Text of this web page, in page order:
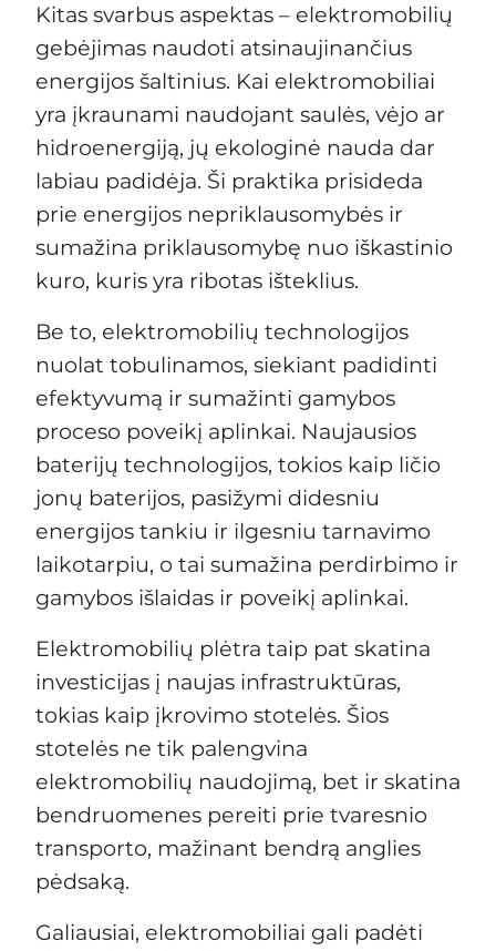
Kitas svarbus aspektas – elektromobilių
gebėjimas naudoti atsinaujinančius
energijos šaltinius. Kai elektromobiliai
yra įkraunami naudojant saulės, vėjo ar
hidroenergiją, jų ekologinė nauda dar
labiau padidėja. Ši praktika prisideda
prie energijos nepriklausomybės ir
sumažina priklausomybę nuo iškastinio
kuro, kuris yra ribotas išteklius.
Be to, elektromobilių technologijos
nuolat tobulinamos, siekiant padidinti
efektyvumą ir sumažinti gamybos
proceso poveikį aplinkai. Naujausios
baterijų technologijos, tokios kaip ličio
jonų baterijos, pasižymi didesniu
energijos tankiu ir ilgesniu tarnavimo
laikotarpiu, o tai sumažina perdirbimo ir
gamybos išlaidas ir poveikį aplinkai.
Elektromobilių plėtra taip pat skatina
investicijas į naujas infrastruktūras,
tokias kaip įkrovimo stotelės. Šios
stotelės ne tik palengvina
elektromobilių naudojimą, bet ir skatina
bendruomenes pereiti prie tvaresnio
transporto, mažinant bendrą anglies
pėdsaką.
Galiausiai, elektromobiliai gali padėti